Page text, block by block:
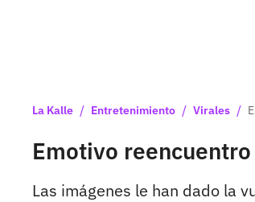
La Kalle / Entretenimiento / Virales /
Emotivo
Las imágenes le han dado la